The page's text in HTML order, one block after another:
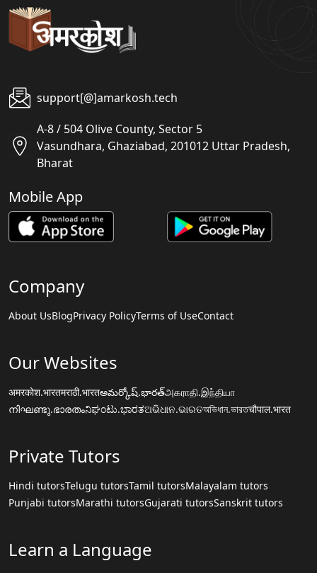
support[@]amarkosh.tech
A-8 / 504 Olive County, Sector 5
Vasundhara, Ghaziabad, 201012 Uttar Pradesh,
Bharat
Mobile App
Company
About UsBlogPrivacy PolicyTerms of UseContact
Our Websites
अमरकोश.भारतमराठी.भारतఅమర్కోష్.భారత్அகராதி.இந்தியா
നിഘണ്ടു.ഭാരതംನಿಘಂಟು.ಭಾರತଅଭିଧାନ.ଭାରତঅভিধান.ভারতचौपाल.भारत
Private Tutors
Hindi tutorsTelugu tutorsTamil tutorsMalayalam tutors
Punjabi tutorsMarathi tutorsGujarati tutorsSanskrit tutors
Learn a Language